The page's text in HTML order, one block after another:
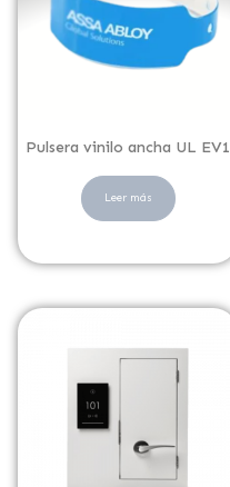
Pulsera vinilo ancha UL EV1
Leer más